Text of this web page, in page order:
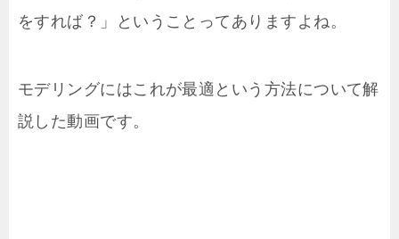
をすれば？」ということってありますよね。
モデリングにはこれが最適という方法について解
説した動画です。